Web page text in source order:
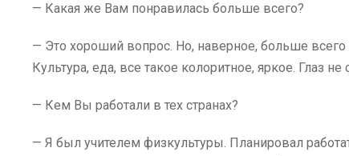
— Какая же Вам понравилась больше всего?
— Это хороший вопрос. Но, наверное, больше
Культура, еда, все такое колоритное, яркое. Глаз не
— Кем Вы работали в тех странах?
— Я был учителем физкультуры. Планировал